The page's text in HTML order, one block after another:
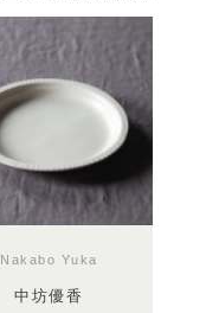
Nakabo Yuka
中坊優香